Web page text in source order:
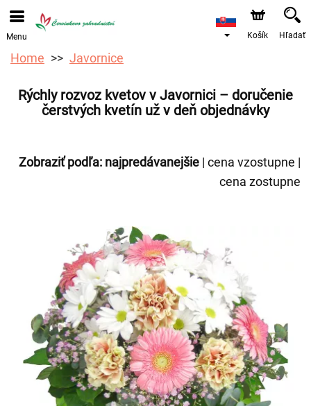
Objednávky prijímame prostredníctvom nášho e-shopu.
Najskorší možný termín doručenia je od 12.8.2026 z
Menu Košík Hľadať
Home Javornice
Rýchly rozvoz kvetov v Javornici – doručenie
čerstvých kvetín už v deň objednávky
Zobraziť podľa: najpredávanejšie | cena vzostupne |
cena zostupne